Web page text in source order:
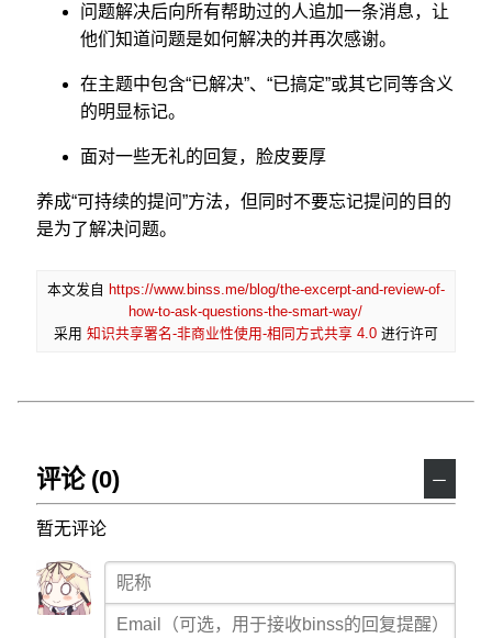
问题解决后向所有帮助过的人追加一条消息，让
他们知道问题是如何解决的并再次感谢。
在主题中包含“已解决”、“已搞定”或其它同等含义
的明显标记。
面对一些无礼的回复，脸皮要厚
养成“可持续的提问”方法，但同时不要忘记提问的目的
是为了解决问题。
本文发自 https://www.binss.me/blog/the-excerpt-and-review-of-
how-to-ask-questions-the-smart-way/
采用 知识共享署名-非商业性使用-相同方式共享 4.0进行许可
评论 (0) －
暂无评论